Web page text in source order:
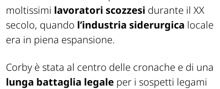
moltissimi lavoratori scozzesi durante il XX
secolo, quando l’industria siderurgica locale
era in piena espansione.
Corby è stata al centro delle cronache e di una
lunga battaglia legale per i sospetti legami